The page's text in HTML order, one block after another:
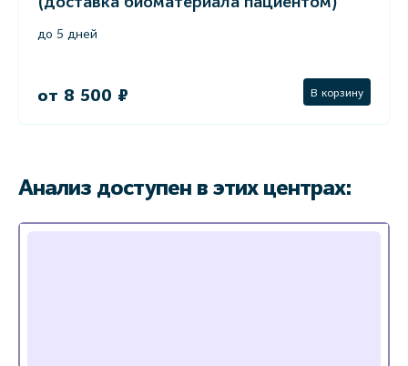
до 5 дней
от 8 500 ₽ В корзину
Анализ доступен в этих центрах: